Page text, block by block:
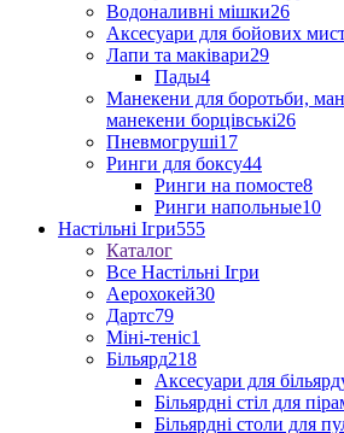
Водоналивні мішки26
Аксесуари для бойових
Лапи та маківари29
Пады4
Манекени для боротьби,
манекени борцівські26
Пневмогруші17
Ринги для боксу44
Ринги на помосте8
Ринги напольные10
Настільні Ігри555
Каталог
Все Настільні Ігри
Аерохокей30
Дартс79
Міні-теніс1
Більярд218
Аксесуари для
Більярдні стіл для
Більярдні столи для